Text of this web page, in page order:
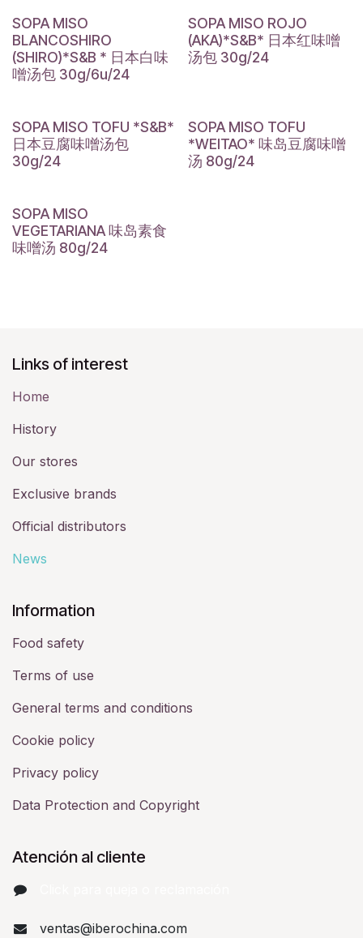
SOPA MISO
BLANCOSHIRO
(SHIRO)*S&B * 日本白味
噌汤包 30g/6u/24
SOPA MISO ROJO
(AKA)*S&B* 日本红味噌
汤包 30g/24
SOPA MISO TOFU *S&B*
日本豆腐味噌汤包
30g/24
SOPA MISO TOFU
*WEITAO* 味岛豆腐味噌
汤 80g/24
SOPA MISO
VEGETARIANA 味岛素食
味噌汤 80g/24
Links of interest
Home
History​
Our stores
Exclusive brands
Official distributors
News
​Information
Food safety
Terms of use
General terms and conditions
Cookie policy
Privacy policy
Data Protection and Copyright
Atención al cliente
ventas@iberochina.com